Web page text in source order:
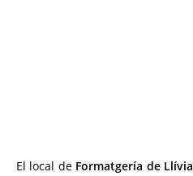
El local deFormatgería de Llívia